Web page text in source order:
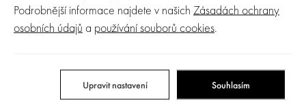
taška malá - zelená
PŘEBALOVACÍ podložka LIBERTY
Podrobnější informace najdete v našich Zásadách ochrany
osobních údajů a používání souborů cookies.
Upravit nastavení Souhlasím